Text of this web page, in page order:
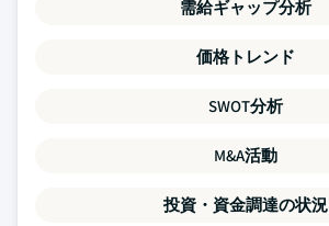
需給ギャップ分析
価格トレンド
SWOT分析
M&A活動
投資・資金調達の状況